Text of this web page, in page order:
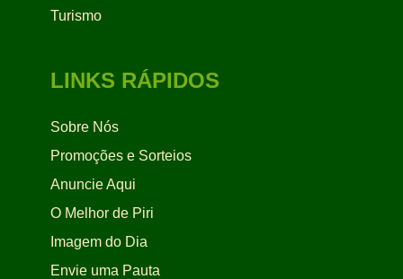
Turismo
LINKS RÁPIDOS
Sobre Nós
Promoções e Sorteios
Anuncie Aqui
O Melhor de Piri
Imagem do Dia
Envie uma Pauta